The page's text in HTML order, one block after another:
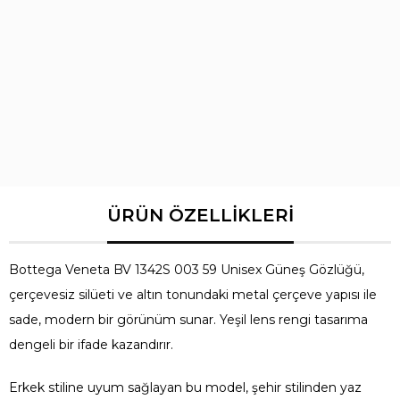
Bottega Veneta BV 1342S 003 59 Unisex Güneş Gözlüğü,
çerçevesiz silüeti ve altın tonundaki metal çerçeve yapısı ile
sade, modern bir görünüm sunar. Yeşil lens rengi tasarıma
dengeli bir ifade kazandırır.
Erkek stiline uyum sağlayan bu model, şehir stilinden yaz